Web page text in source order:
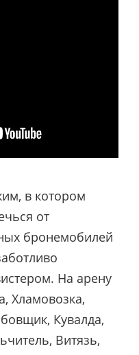
в котором
от
бронемобилей
На арену
Хламовозка,
Кувалда,
Витязь,